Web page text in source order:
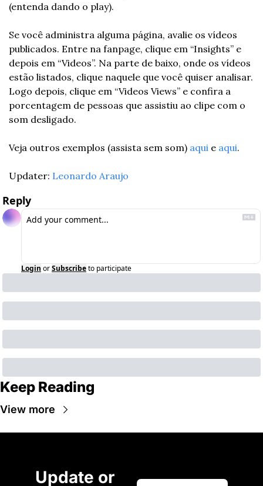
(entenda dando o play).
Se você administra alguma página, avalie os vídeos
publicados. Entre na fanpage, clique em “Insights” e
depois em “Videos”. Na parte de baixo, onde os vídeos
estão listados, clique naquele que você quiser analisar.
Logo depois, clique em “Videos Views” e confira a
porcentagem de pessoas que assistiu ao clipe com o
som desligado.
Veja outros exemplos (assista sem som) aqui e aqui.
Updater: Leonardo Araujo
Reply
Login orSubscribeto participate
Keep Reading
View more
Update or